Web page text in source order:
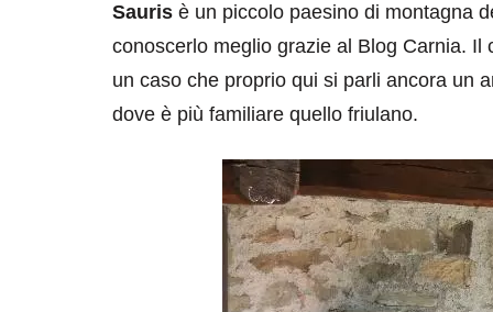
Sauris è un piccolo paesino di montagna
conoscerlo meglio grazie al Blog Carnia. Il
un caso che proprio qui si parli ancora un
dove è più familiare quello friulano.